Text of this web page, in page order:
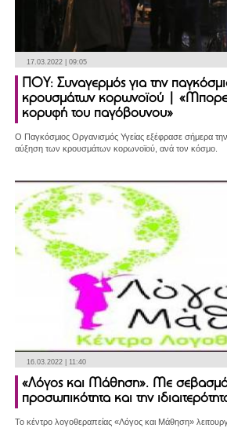
17.03.2022 | 09:05
ΠΟΥ: Συναγερμός για την
κρουσμάτων κορωνοϊού | «Μπορεί
κορυφή του παγόβουνου»
Ο Παγκόσμιος Οργανισμός Υγείας εξέφρασε σήμερα την
αύξηση των κρουσμάτων κορωνοϊού, ανά τον κόσμο.
16.03.2022 | 11:40
«Λόγος και Μάθηση». Με σεβασμό
προσωπικότητα και την
Το κέντρο λογοθεραπείας «Λόγος και Μάθηση»